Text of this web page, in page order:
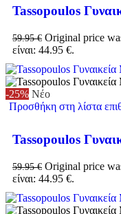
Tassopoulos
59.95€ Original price
είναι: 44.95 €.
-25% Νέο
Προσθήκη στη λίστα
Tassopoulos
59.95€ Original price
είναι: 44.95 €.